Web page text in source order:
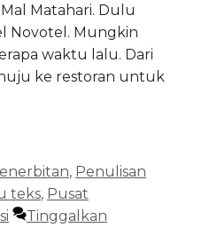
Matahari. Dulu
Novotel. Mungkin
waktu lalu. Dari
ke restoran untuk
, Penulisan
teks, Pusat
Tinggalkan